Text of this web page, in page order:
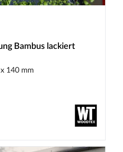
Bambus lackiert
140 mm